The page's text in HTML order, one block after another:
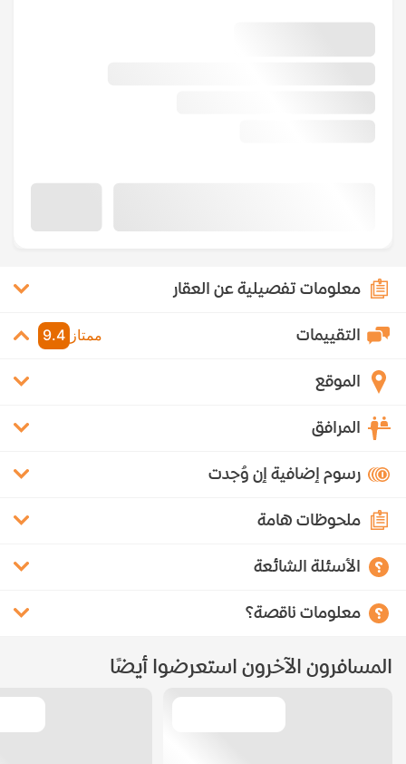
معلومات تفصيلية عن العقار
التقييمات ممتاز 9.4
الموقع
المرافق
رسوم إضافية إن وُجدت
ملحوظات هامة
الأسئلة الشائعة
معلومات ناقصة؟
المسافرون الآخرون استعرضوا أيضًا